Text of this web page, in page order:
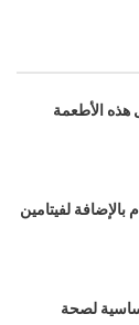
الأطعمة
بالإضافة لفيتامين
8 معادن أساسية لصحة